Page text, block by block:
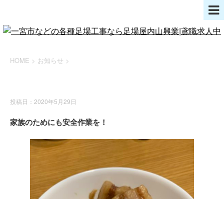
HOME > お知らせ >
投稿日：2020年5月29日
家族のためにも安全作業を！